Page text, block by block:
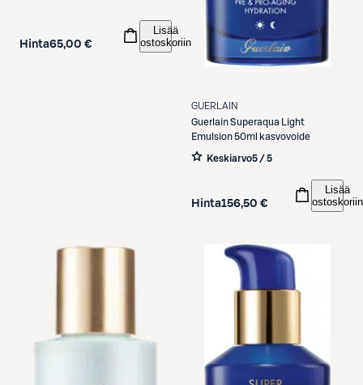
Hinta65,00 €
Lisää
ostoskoriin
GUERLAIN
GuerlainSuperaqua Light
Emulsion 50ml kasvovoide
Keskiarvo5 / 5
Hinta156,50 €
Lisää
ostoskoriin